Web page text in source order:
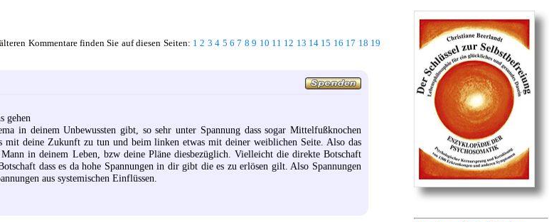
Kommentare finden Sie auf diesen Seiten: 1 2 3 4 5 6 7 8 9 10 11 12 13 14 15 16 17 18 19
gehen
in deinem Unbewussten gibt, so sehr unter Spannung dass sogar Mittelfußknochen
mit deine Zukunft zu tun und beim linken etwas mit deiner weiblichen Seite. Also das
in deinem Leben, bzw deine Pläne diesbezüglich. Vielleicht die direkte Botschaft
dass es da hohe Spannungen in dir gibt die es zu erlösen gilt. Also Spannungen
aus systemischen Einflüssen.